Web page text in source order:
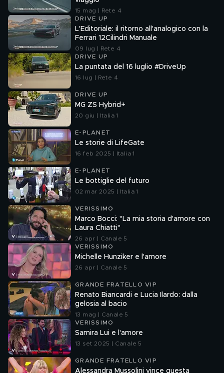
15 mag | Rete 4
DRIVE UP
L'Editoriale: il ritorno all'analogico con la
Ferrari 12Cilindri Manuale
09 lug | Rete 4
DRIVE UP
La puntata del 16 luglio #DriveUp
16 lug | Rete 4
DRIVE UP
MG ZS Hybrid+
20 giu | Italia 1
E-PLANET
Le storie di LifeGate
16 feb 2025 | Italia 1
E-PLANET
Le bottiglie del futuro
02 mar 2025 | Italia 1
VERISSIMO
Marco Bocci: "La mia storia d'amore con
Laura Chiatti"
26 apr | Canale 5
VERISSIMO
Michelle Hunziker e l'amore
26 apr | Canale 5
GRANDE FRATELLO VIP
Renato Biancardi e Lucia Ilardo: dalla
gelosia al bacio
13 mag | Canale 5
VERISSIMO
Samira Lui e l'amore
13 set 2025 | Canale 5
GRANDE FRATELLO VIP
Alessandra Mussolini vince questa